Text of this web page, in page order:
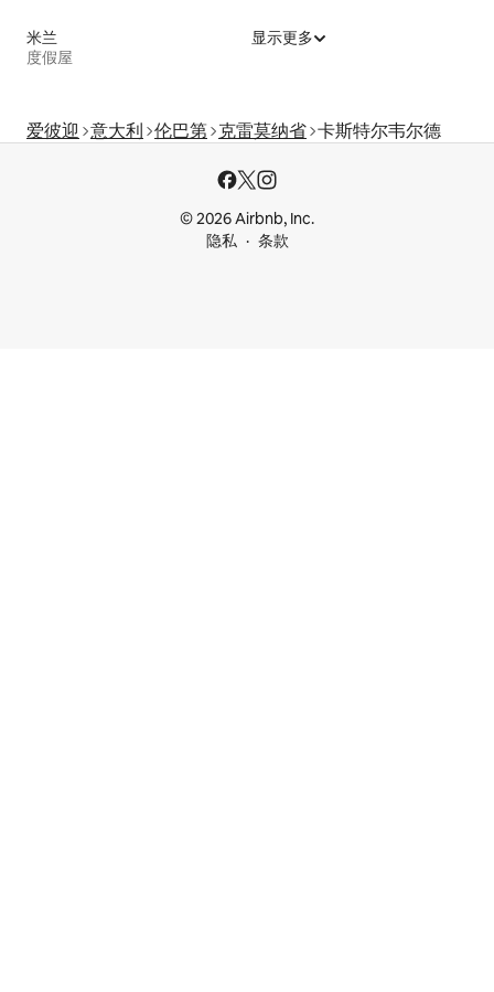
米兰
度假屋
显示更多
爱彼迎 意大利 伦巴第 克雷莫纳省 卡斯特尔韦尔德
© 2026 Airbnb, Inc.
隐私
条款